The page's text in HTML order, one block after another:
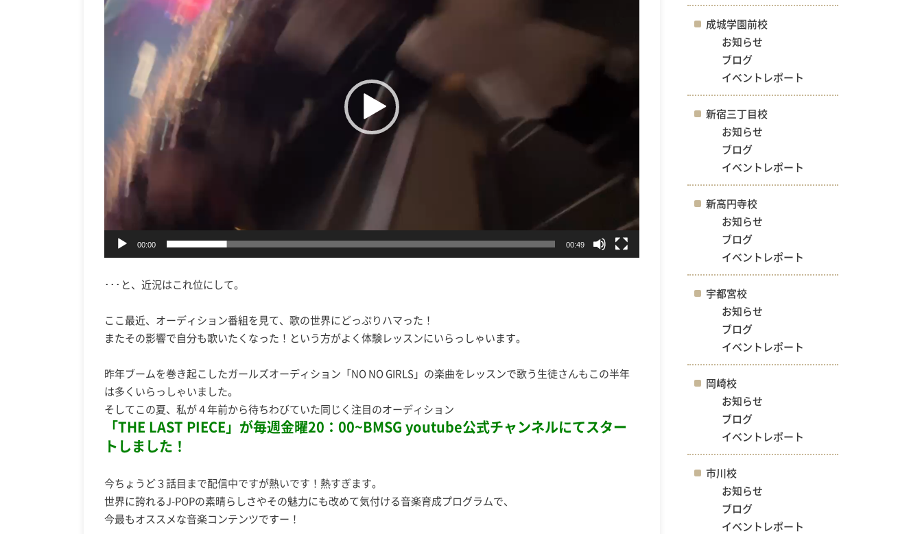
レ
00:00 00:49
･･･と、近況はこれ位にして。
ここ最近、オーディション番組を見て、歌の世界にどっぷりハマった！
またその影響で自分も歌いたくなった！という方がよく体験レッスンにいらっしゃいます。
昨年ブームを巻き起こしたガールズオーディション「NO NO GIRLS」の楽曲をレッスンで歌う生徒さんもこの半年
は多くいらっしゃいました。
そしてこの夏、私が４年前から待ちわびていた同じく注目のオーディション
「THE LAST PIECE」が毎週金曜20：00~BMSG youtube公式チャンネルにてスター
トしました！
今ちょうど３話目まで配信中ですが熱いです！熱すぎます。
世界に誇れるJ-POPの素晴らしさやその魅力にも改めて気付ける音楽育成プログラムで、
今最もオススメな音楽コンテンツですー！
成城学園前校
お知らせ
ブログ
イベントレポート
新宿三丁目校
お知らせ
ブログ
イベントレポート
新高円寺校
お知らせ
ブログ
イベントレポート
宇都宮校
お知らせ
ブログ
イベントレポート
岡崎校
お知らせ
ブログ
イベントレポート
市川校
お知らせ
ブログ
イベントレポート